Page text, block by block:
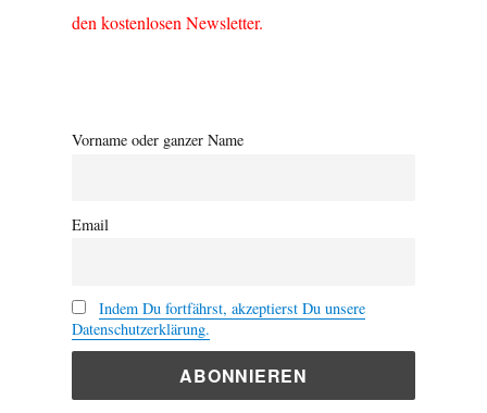
den kostenlosen Newsletter.
Vorname oder ganzer Name
Email
Indem Du fortfährst, akzeptierst Du unsere
Datenschutzerklärung.